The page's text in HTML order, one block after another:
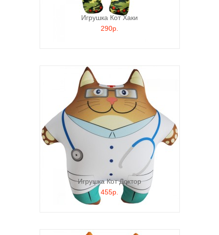
Игрушка Кот Хаки
290р.
Игрушка Кот Доктор
455р.